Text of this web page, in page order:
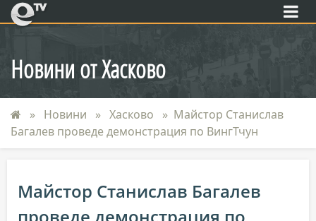
eTV
Новини от Хасково
Новини Хасково
Майстор Станислав
Багалев проведе демонстрация по ВингТчун
Майстор Станислав Багалев
проведе демонстрация по